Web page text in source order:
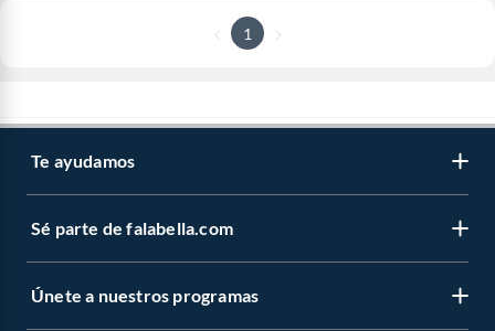
1
Te ayudamos
Sé parte de falabella.com
Únete a nuestros programas